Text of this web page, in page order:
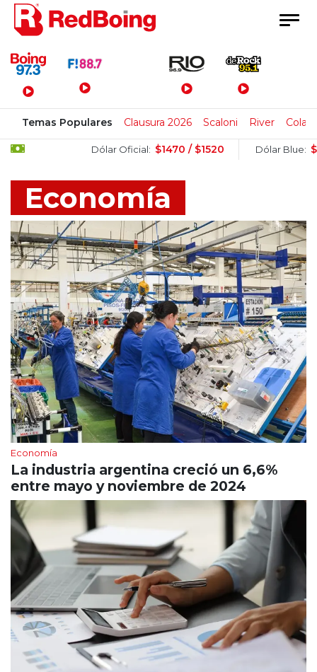
Menú Principal
Temas Populares Clausura 2026 Scaloni River
Dólar Oficial: $1470 / $1520 Dólar Blue: $1510 /
Economía
Economía
La industria argentina creció un 6,6%
entre mayo y noviembre de 2024